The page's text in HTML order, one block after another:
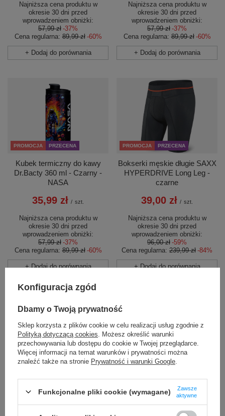
Najniższa cena produktu w
okresie 30 dni przed
wprowadzeniem obniżki:
57,99 zł -37%
Cena regularna:89,99 zł -60%
+ Dodaj do porównania
Najniższa cena produktu w
okresie 30 dni przed
wprowadzeniem obniżki:
57,99 zł -37%
Cena regularna:89,99 zł -60%
+ Dodaj do porównania
PROMOCJA PRZECENA
Kubek termiczny do kawy
Dr.Bacty 360 ml - Czarny -
NASA
35,99 zł / szt.
Najniższa cena produktu w
okresie 30 dni przed
wprowadzeniem obniżki:
57,99 zł -37%
Cena regularna:89,99 zł -60%
+ Dodaj do porównania
PROMOCJA PRZECENA
Bokserki męskie długie SAXX
HYPERDRIVE Long Leg -
czarne
39,00 zł / szt.
Najniższa cena produktu w
okresie 30 dni przed
wprowadzeniem obniżki:
96,00 zł -59%
Cena regularna: 239,99 zł -84%
+ Dodaj do porównania
PROMOCJA PRZECENA
Ręcznik szybkoschnący
czerwony
PROMOCJA PRZECENA
Sakwa podsiodłowa rowerowa
na klamrę M Vaude Tool Stick
- czarna
Konfiguracja zgód
Dbamy o Twoją prywatność
Sklep korzysta z plików cookie w celu realizacji usług zgodnie z
Polityką dotyczącą cookies . Możesz określić warunki
przechowywania lub dostępu do cookie w Twojej przeglądarce.
Więcej informacji na temat warunków i prywatności można
znaleźć także na stronie Prywatność i warunki Google
Funkcjonalne pliki cookie (wymagane)
Zawsze
aktywne